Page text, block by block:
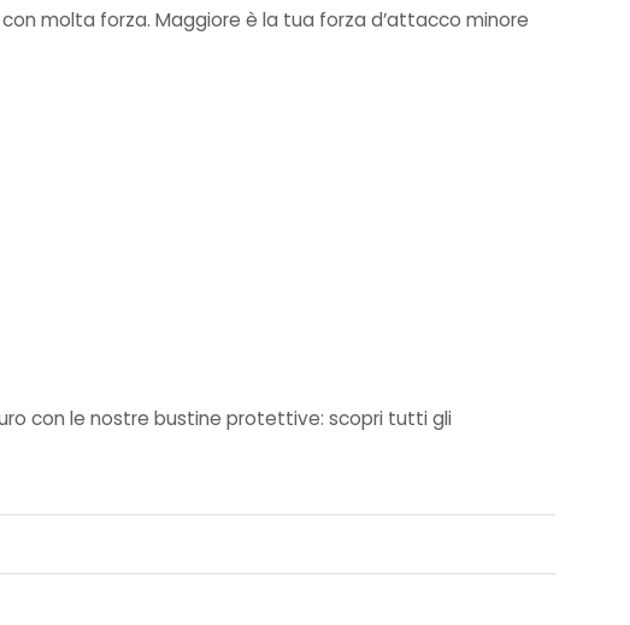
molta forza. Maggiore è la tua forza d’attacco minore
con le nostre bustine protettive: scopri tutti gli